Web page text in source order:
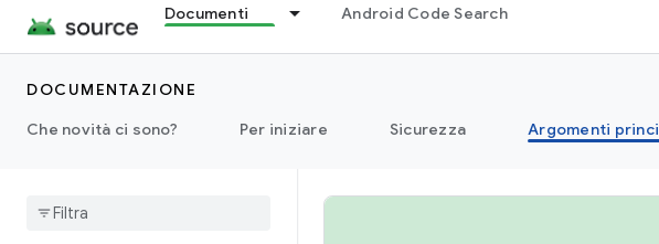
Documenti Android Code Search
DOCUMENTAZIONE
Che novità ci sono?
Per iniziare Sicurezza Argomenti